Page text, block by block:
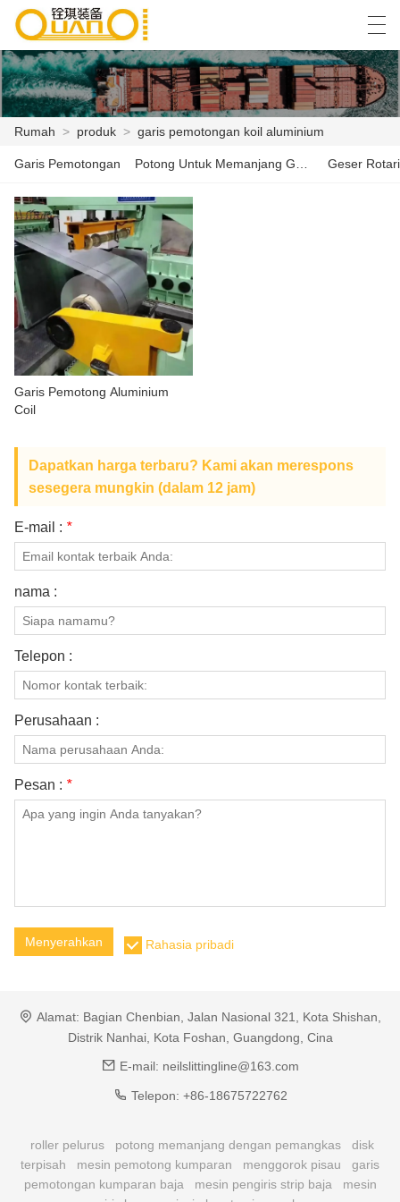
RUMAH
PRODUK
BERITA
KASUS
PABRIK ACARA
HUBUNGI KAMI
TENTANG KAMI
العربية বাংলা ভাষার English Español
Rumah > produk > garis pemotongan koil aluminium
Garis Pemotongan Geser Rotari
Garis Pemotong Aluminium
Coil
Dapatkan harga terbaru? Kami akan merespons
sesegera mungkin (dalam 12 jam)
E-mail : *
nama :
Telepon :
Perusahaan :
Pesan : *
Menyerahkan Rahasia pribadi
Alamat: Bagian Chenbian, Jalan Nasional 321, Kota Shishan,
Distrik Nanhai, Kota Foshan, Guangdong, Cina
E-mail: neilslittingline@163.com
Telepon: +86-18675722762
roller pelurus potong memanjang dengan pemangkas
disk
terpisah
mesin pemotong kumparan menggorok pisau
garis
pemotongan kumparan baja
mesin pengiris strip baja
mesin